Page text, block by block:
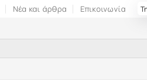
Νέα και άρθρα Επικοινωνία